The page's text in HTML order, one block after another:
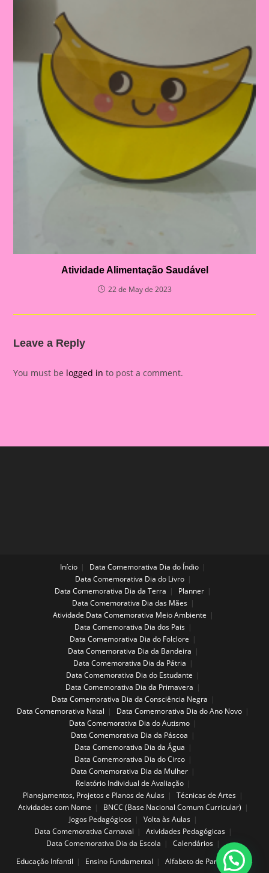
Atividade Alimentação Saudável
22 de May de 2023
Leave a Reply
You must be logged in to post a comment.
Início
Data Comemorativa Dia do Índio
Data Comemorativa Dia do Livro
Data Comemorativa Dia da Terra
Planner
Data Comemorativa Dia das Mães
Atividade Data Comemorativa Meio Ambiente
Data Comemorativa Dia dos Pais
Data Comemorativa Dia do Folclore
Data Comemorativa Dia da Bandeira
Data Comemorativa Dia da Pátria
Data Comemorativa Dia do Estudante
Data Comemorativa Dia da Primavera
Data Comemorativa Dia da Consciência Negra
Data Comemorativa Natal
Data Comemorativa Dia do Ano Novo
Data Comemorativa Dia do Autismo
Data Comemorativa Dia da Páscoa
Data Comemorativa Dia da Água
Data Comemorativa Dia do Circo
Data Comemorativa Dia da Mulher
Relatório Individual de Avaliação
Planejamentos, Projetos e Planos de Aulas
Técnicas de Artes
Atividades com Nome
BNCC (Base Nacional Comum Curricular)
Jogos Pedagógicos
Volta às Aulas
Data Comemorativa Carnaval
Atividades Pedagógicas
Data Comemorativa Dia da Escola
Calendários
Educação Infantil
Ensino Fundamental Alfabeto de Parede